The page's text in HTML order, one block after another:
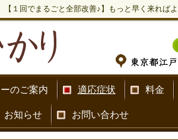
【１回でまるごと全部改善♪】もっと早く来れば
のご案内 適応症状 料金
お知らせ お問い合わせ